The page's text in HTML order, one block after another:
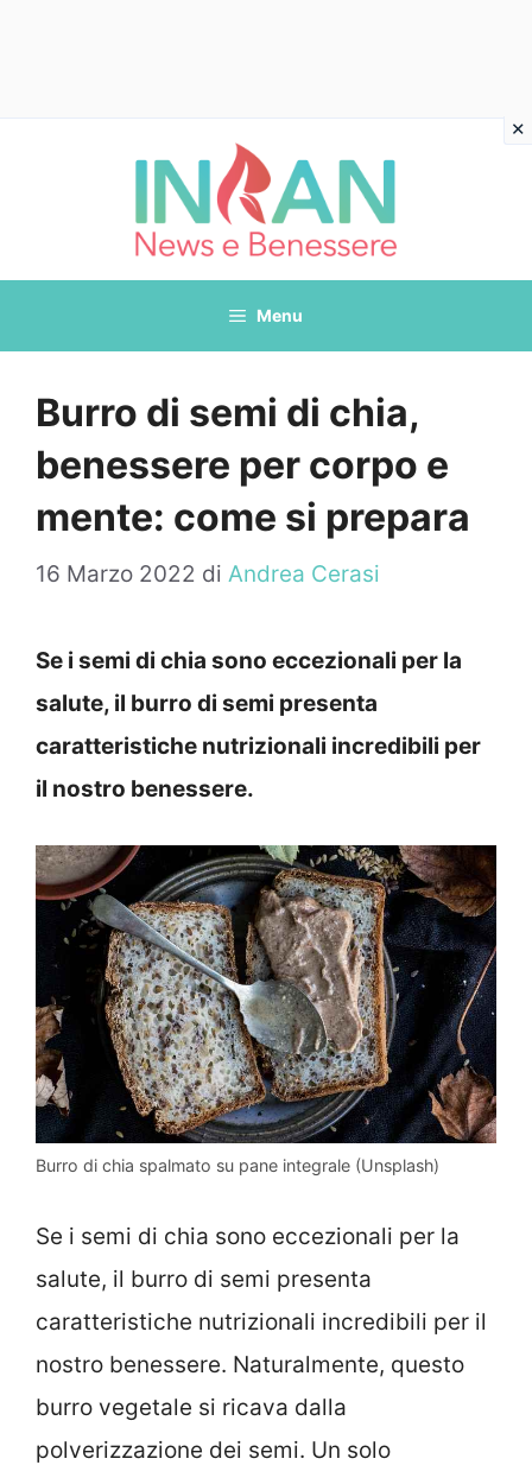
Menu
Burro di semi di chia,
benessere per corpo e
mente: come si prepara
16 Marzo 2022 di Andrea Cerasi
Se i semi di chia sono eccezionali per la
salute, il burro di semi presenta
caratteristiche nutrizionali incredibili per
il nostro benessere.
Burro di chia spalmato su pane integrale (Unsplash)
Se i semi di chia sono eccezionali per la
salute, il burro di semi presenta
caratteristiche nutrizionali incredibili per il
nostro benessere. Naturalmente, questo
burro vegetale si ricava dalla
polverizzazione dei semi. Un solo